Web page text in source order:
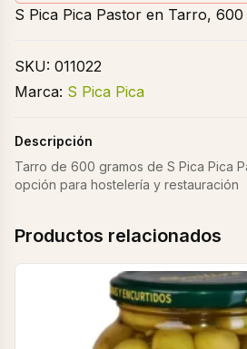
S Pica Pica Pastor en Tarro, 600
SKU: 011022
Marca: S Pica Pica
Descripción
Tarro de 600 gramos de S Pica Pica
opción para hostelería y restauración
Productos relacionados